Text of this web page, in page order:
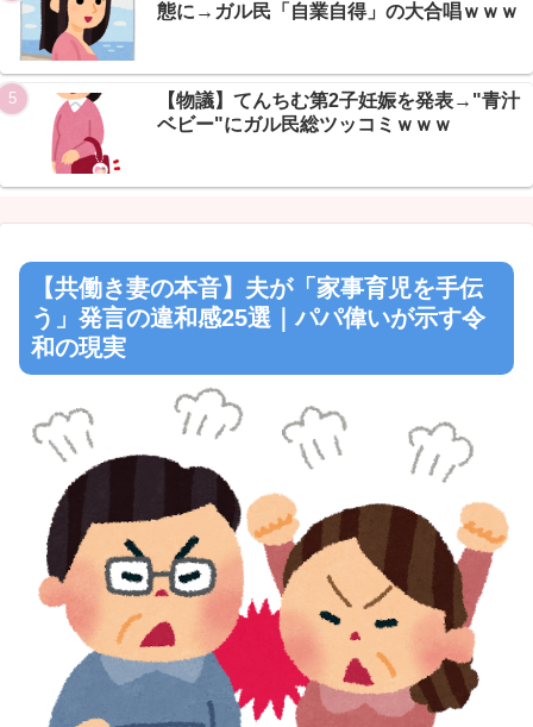
態に→ガル民「自業自得」の大合唱ｗｗｗ
【物議】てんちむ第2子妊娠を発表→"青汁
ベビー"にガル民総ツッコミｗｗｗ
【共働き妻の本音】夫が「家事育児を手伝
う」発言の違和感25選｜パパ偉いが示す令
和の現実